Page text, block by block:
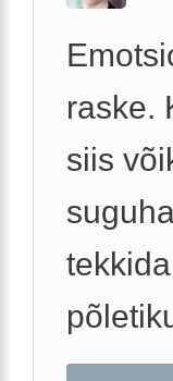
raske.
siis